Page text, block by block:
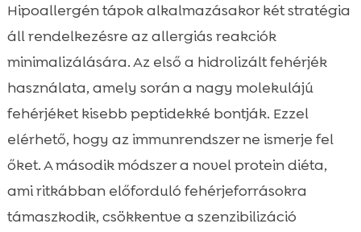
Hipoallergén tápok alkalmazásakor két stratégia
áll rendelkezésre az allergiás reakciók
minimalizálására. Az első a hidrolizált fehérjék
használata, amely során a nagy molekulájú
fehérjéket kisebb peptidekké bontják. Ezzel
elérhető, hogy az immunrendszer ne ismerje fel
őket. A második módszer a novel protein diéta,
ami ritkábban előforduló fehérjeforrásokra
támaszkodik, csökkentve a szenzibilizáció